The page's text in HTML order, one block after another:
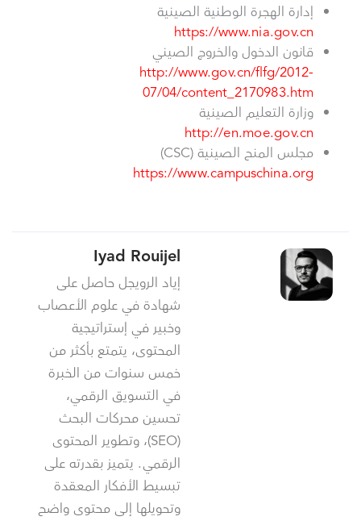
إدارة الهجرة الوطنية الصينية
https://www.nia.gov.cn
قانون الدخول والخروج الصيني
http://www.gov.cn/flfg/2012-
07/04/content_2170983.htm
وزارة التعليم الصينية
http://en.moe.gov.cn
مجلس المنح الصينية (CSC)
https://www.campuschina.org
Iyad Rouijel
إياد الرويجل حاصل على
شهادة في علوم الأعصاب
وخبير في إستراتيجية
المحتوى، يتمتع بأكثر من
خمس سنوات من الخبرة
في التسويق الرقمي،
تحسين محركات البحث
(SEO)، وتطوير المحتوى
الرقمي. يتميز بقدرته على
تبسيط الأفكار المعقدة
وتحويلها إلى محتوى واضح